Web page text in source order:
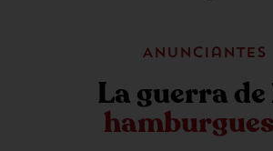
Anunciantes
La guerra de